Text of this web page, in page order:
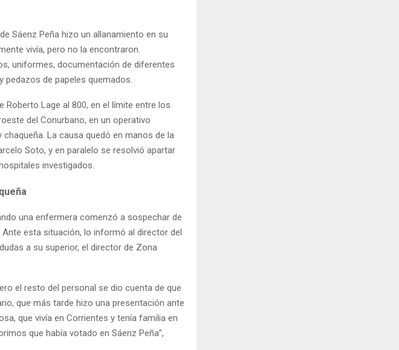
Sáenz Peña hizo un allanamiento en su
vivía, pero no la encontraron.
uniformes, documentación de diferentes
pedazos de papeles quemados.
Roberto Lage al 800, en el límite entre los
del Conurbano, en un operativo
La causa quedó en manos de la
Soto, y en paralelo se resolvió apartar
investigados.
una enfermera comenzó a sospechar de
esta situación, lo informó al director del
a su superior, el director de Zona
el resto del personal se dio cuenta de que
que más tarde hizo una presentación ante
que vivía en Corrientes y tenía familia en
que había votado en Sáenz Peña”,